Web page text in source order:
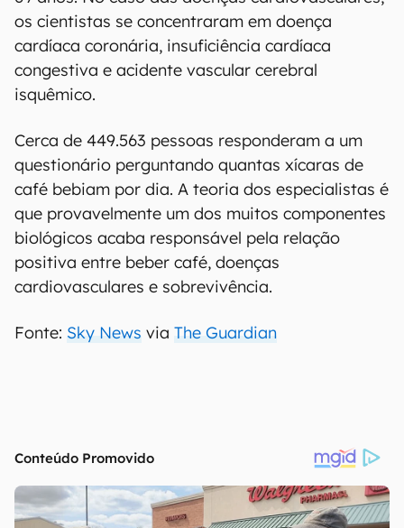
os cientistas se concentraram em doença
cardíaca coronária, insuficiência cardíaca
congestiva e acidente vascular cerebral
isquêmico.
Cerca de 449.563 pessoas responderam a um
questionário perguntando quantas xícaras de
café bebiam por dia. A teoria dos especialistas é
que provavelmente um dos muitos componentes
biológicos acaba responsável pela relação
positiva entre beber café, doenças
cardiovasculares e sobrevivência.
Fonte: Sky News via The Guardian